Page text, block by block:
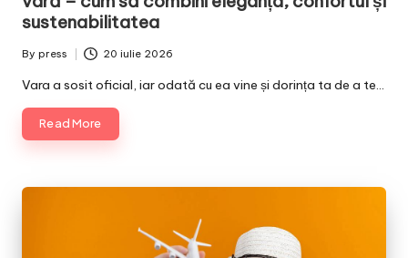
sustenabilitatea
Posted
by
By press 20 iulie 2026
Vara a sosit oficial, iar odată cu ea vine și dorința ta de a te…
Read More